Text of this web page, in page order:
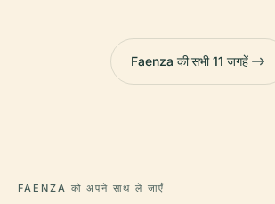
Faenza की सभी 11 जगहें
FAENZA को अपने साथ ले जाएँ